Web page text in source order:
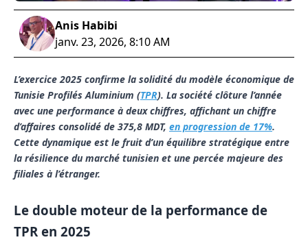
Anis Habibi
janv. 23, 2026, 8:10 AM
L’exercice 2025 confirme la solidité du modèle économique de
Tunisie Profilés Aluminium (TPR). La société clôture l’année
avec une performance à deux chiffres, affichant un chiffre
d’affaires consolidé de 375,8 MDT, en progression de 17%.
Cette dynamique est le fruit d’un équilibre stratégique entre
la résilience du marché tunisien et une percée majeure des
filiales à l’étranger.
Le double moteur de la performance de
TPR en 2025